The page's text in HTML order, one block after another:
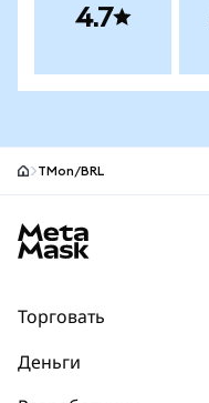
4.7
TMon/BRL
Торговать
Деньги